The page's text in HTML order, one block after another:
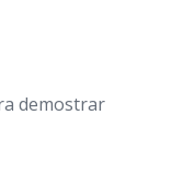
demostrar